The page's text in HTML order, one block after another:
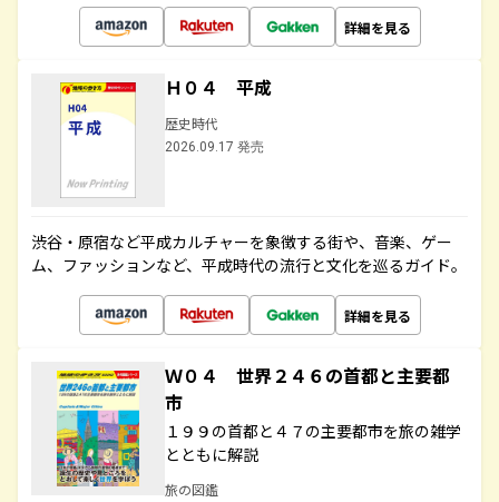
詳細を見る
Ｈ０４ 平成
歴史時代
2026.09.17 発売
渋谷・原宿など平成カルチャーを象徴する街や、音楽、ゲー
ム、ファッションなど、平成時代の流行と文化を巡るガイド。
詳細を見る
Ｗ０４ 世界２４６の首都と主要都
市
１９９の首都と４７の主要都市を旅の雑学
とともに解説
旅の図鑑